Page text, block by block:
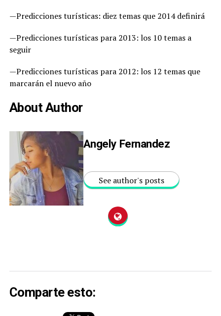
—Predicciones turísticas: diez temas que 2014 definirá
—Predicciones turísticas para 2013: los 10 temas a
seguir
—Predicciones turísticas para 2012: los 12 temas que
marcarán el nuevo año
About Author
Angely Fernandez
See author's posts
Comparte esto: